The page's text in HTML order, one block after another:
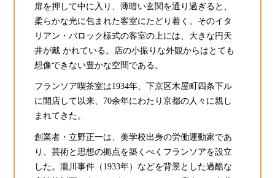
扉を押して中に入り、薄暗い玄関を通り過ぎると、
柔らかな光に包まれた客室にたどり着く。そのイタ
リアン・バロック様式の客室の上には、大きな円天
井が戴 かれている。店の小振りな外観からはとても
想像できない豊かな空間である。
フランソア喫茶室は1934年、下京区木屋町四条下ル
に開店して以来、70余年にわたり京都の人々に親し
まれてきた。
創業者・立野正一は、美学校出身の労働運動家であ
り、芸術と思想の拠点を築くべくフランソアを設立
した。瀧川事件（1933年）などを背景とした過酷な